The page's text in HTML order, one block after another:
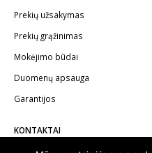
Prekių užsakymas
Prekių grąžinimas
Mokėjimo būdai
Duomenų apsauga
Garantijos
KONTAKTAI